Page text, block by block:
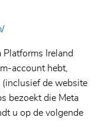
Platforms Ireland
account hebt,
de website
bezoekt die Meta
u op de volgende